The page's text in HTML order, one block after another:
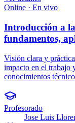
Online · En vivo
Introducción a
fundamentos,
Visión clara y
impacto en el trabajo
conocimientos
Profesorado
Jose Luis